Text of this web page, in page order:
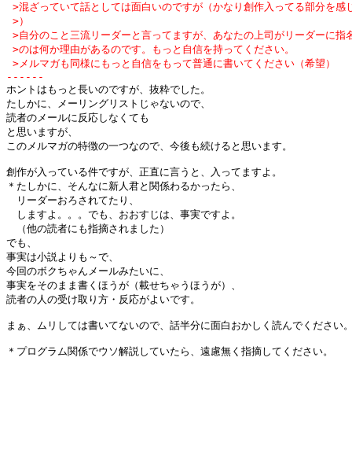
>混ざっていて話としては面白いのですが（かなり創作入ってる部分を感
>）
>自分のこと三流リーダーと言ってますが、あなたの上司がリーダーに指
>のは何か理由があるのです。もっと自信を持ってください。
>メルマガも同様にもっと自信をもって普通に書いてください（希望）
------
ホントはもっと長いのですが、抜粋でした。
たしかに、メーリングリストじゃないので、
読者のメールに反応しなくても
と思いますが、
このメルマガの特徴の一つなので、今後も続けると思います。
創作が入っている件ですが、正直に言うと、入ってますよ。
＊たしかに、そんなに新人君と関係わるかったら、
リーダーおろされてたり、
しますよ。。。でも、おおすじは、事実ですよ。
（他の読者にも指摘されました）
でも、
事実は小説よりも～で、
今回のボクちゃんメールみたいに、
事実をそのまま書くほうが（載せちゃうほうが）、
読者の人の受け取り方・反応がよいです。
まぁ、ムリしては書いてないので、話半分に面白おかしく読んでください
＊プログラム関係でウソ解説していたら、遠慮無く指摘してください。